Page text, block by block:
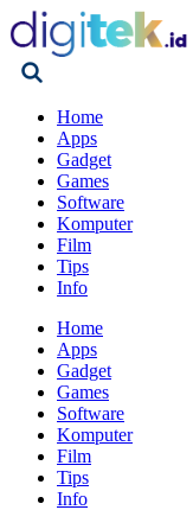
Home
Apps
Gadget
Games
Software
Komputer
Film
Tips
Info
Home
Apps
Gadget
Games
Software
Komputer
Film
Tips
Info